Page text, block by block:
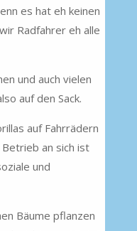
es hat eh keinen
Radfahrer eh alle
und auch vielen
auf den Sack.
auf Fahrrädern
an sich ist
und
Bäume pflanzen